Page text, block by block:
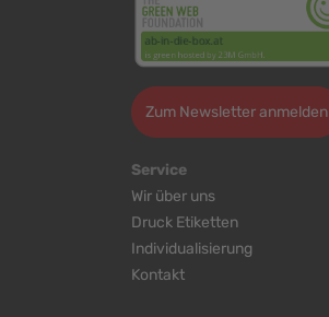
Zum Newsletter anmelden
Service
Wir über uns
Druck Etiketten
Individualisierung
Kontakt